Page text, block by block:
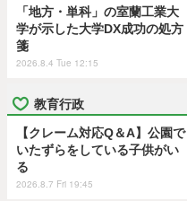
「地方・単科」の室蘭工業大
学が示した大学DX成功の処方
箋
2026.8.4 Tue 12:15
教育行政
【クレーム対応Q＆A】公園で
いたずらをしている子供がい
る
2026.8.7 Fri 19:45